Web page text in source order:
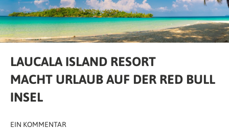
LAUCALA ISLAND RESORT
MACHT URLAUB AUF DER RED BULL
INSEL
EIN KOMMENTAR